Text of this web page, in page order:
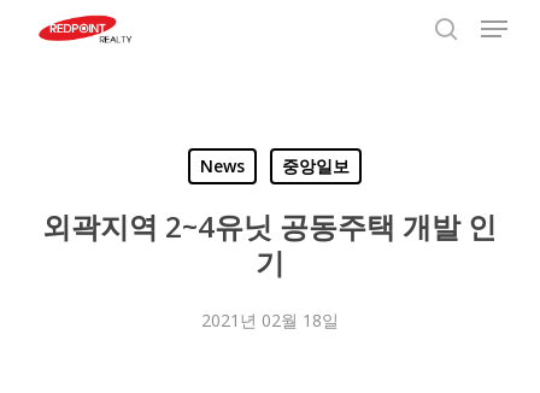
Menu
News 중앙일보
외곽지역 2~4유닛 공동주택 개발 인
기
2021년 02월 18일